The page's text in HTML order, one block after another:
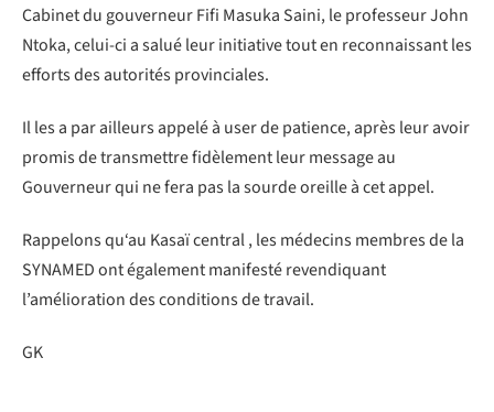
Cabinet du gouverneur Fifi Masuka Saini, le professeur John
Ntoka, celui-ci a salué leur initiative tout en reconnaissant les
efforts des autorités provinciales.
Il les a par ailleurs appelé à user de patience, après leur avoir
promis de transmettre fidèlement leur message au
Gouverneur qui ne fera pas la sourde oreille à cet appel.
Rappelons qu‘au Kasaï central , les médecins membres de la
SYNAMED ont également manifesté revendiquant
l’amélioration des conditions de travail.
GK